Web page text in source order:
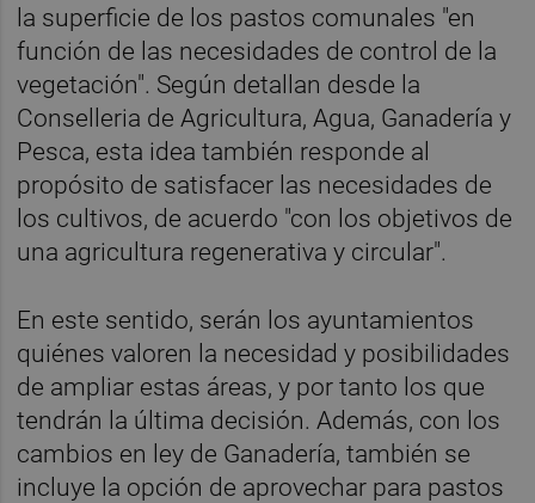
la superficie de los pastos comunales "en
función de las necesidades de control de la
vegetación". Según detallan desde la
Conselleria de Agricultura, Agua, Ganadería y
Pesca, esta idea también responde al
propósito de satisfacer las necesidades de
los cultivos, de acuerdo "con los objetivos de
una agricultura regenerativa y circular".
En este sentido, serán los ayuntamientos
quiénes valoren la necesidad y posibilidades
de ampliar estas áreas, y por tanto los que
tendrán la última decisión. Además, con los
cambios en ley de Ganadería, también se
incluye la opción de aprovechar para pastos